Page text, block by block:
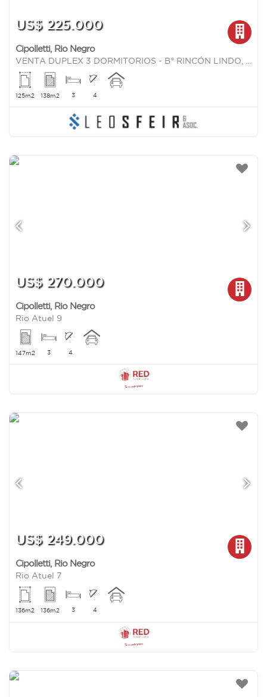
US$ 225.000
Cipolletti, Rio Negro
125m2 138m2 3 4
US$ 270.000
Cipolletti, Rio Negro
Rio Atuel 9
147m2 3 4
US$ 249.000
Cipolletti, Rio Negro
Rio Atuel 7
136m2 136m2 3 4